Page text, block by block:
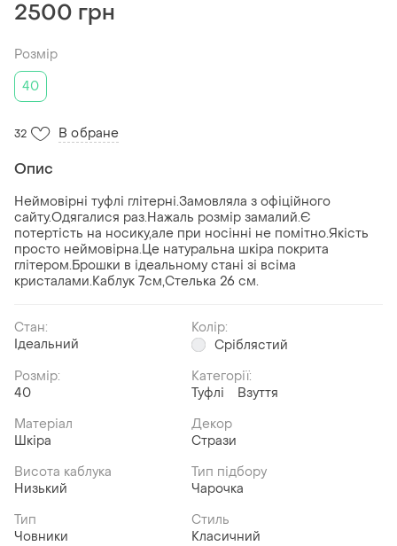
2500 грн
Розмір
40
32 В обране
Опис
Неймовірні туфлі глітерні.Замовляла з офіційного
сайту.Одягалися раз.Нажаль розмір замалий.Є
потертість на носику,але при носінні не помітно.Якість
просто неймовірна.Це натуральна шкіра покрита
глітером.Брошки в ідеальному стані зі всіма
кристалами.Каблук 7см,Стелька 26 см.
Стан:
Ідеальний
Колір:
Сріблястий
Розмір:
40
Категорії:
Туфлі
Взуття
Матеріал
Шкіра
Декор
Стрази
Висота каблука
Низький
Тип підбору
Чарочка
Тип
Човники
Стиль
Класичний